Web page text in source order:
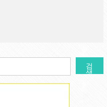
검
색